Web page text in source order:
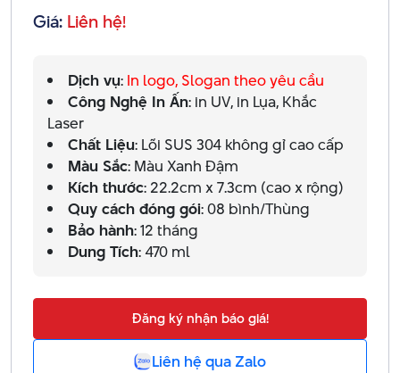
Giá: Liên hệ!
Dịch vụ: In logo, Slogan theo yêu cầu
Công Nghệ In Ấn: in UV, in Lụa, Khắc
Laser
Chất Liệu: Lõi SUS 304 không gỉ cao cấp
Màu Sắc: Màu Xanh Đậm
Kích thước: 22.2cm x 7.3cm (cao x rộng)
Quy cách đóng gói: 08 bình/Thùng
Bảo hành: 12 tháng
Dung Tích: 470 ml
Đăng ký nhận báo giá!
Liên hệ qua Zalo